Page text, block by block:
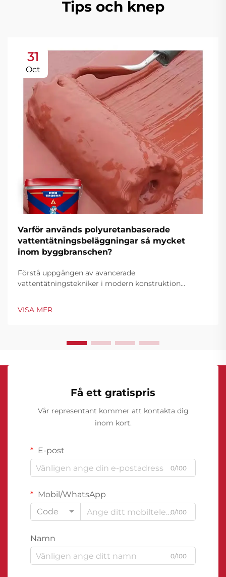
Tips och knep
31
Oct
Varför används polyuretanbaserade
vattentätningsbeläggningar så mycket
inom byggbranschen?
Förstå uppgången av avancerade
vattentätningstekniker i modern konstruktion
vattentätningsteknologier, där polyuretanvattentäta
VISA MER
Få ett gratispris
Vår representant kommer att kontakta dig
inom kort.
E-post
0/100
Mobil/WhatsApp
Code
0/100
Namn
0/100